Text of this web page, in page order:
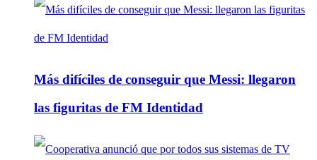
Más difíciles de conseguir que Messi: llegaron
las figuritas de FM Identidad